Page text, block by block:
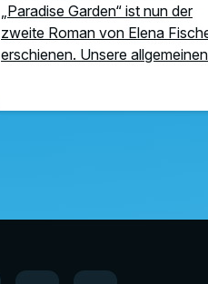
„Paradise Garden“ ist nun der
zweite Roman von Elena
erschienen. Unsere